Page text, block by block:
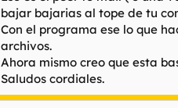
bajar bajarias al tope de tu
Con el programa ese lo que
archivos.
Ahora mismo creo que esta
Saludos cordiales.